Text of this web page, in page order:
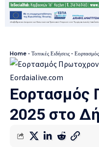
Home - Τοπικές Ειδήσεις -
Εορτασμός
2025 στο